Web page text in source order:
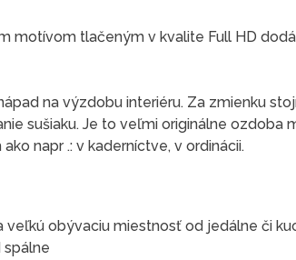
motívom tlačeným v kvalite Full HD
na výzdobu interiéru. Za zmienku
sušiaku. Je to veľmi originálne ozdoba
napr .: v kaderníctve, v ordinácii.
obývaciu miestnosť od jedálne či
spálne